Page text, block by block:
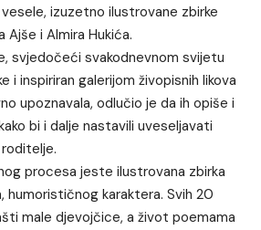
izuzetno ilustrovane zbirke
i Almira Hukića.
svjedočeći svakodnevnom svijetu
i inspiriran galerijom živopisnih likova
upoznavala, odlučio je da ih opiše i
bi i dalje nastavili uveseljavati
procesa jeste ilustrovana zbirka
humorističnog karaktera. Svih 20
male djevojčice, a život poemama